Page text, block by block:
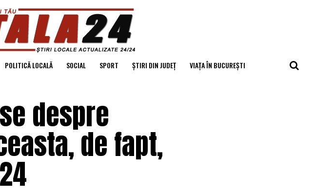
POLITICĂ LOCALĂ SOCIAL SPORT ȘTIRI DIN JUDEȚ VIAȚA ÎN BUCUREȘTI
despre
de fapt,